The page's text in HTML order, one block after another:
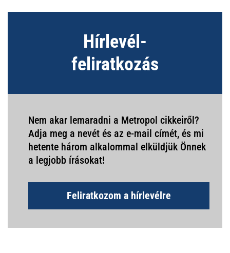
Hírlevél-
feliratkozás
Nem akar lemaradni a Metropol cikkeiről?
Adja meg a nevét és az e-mail címét, és mi
hetente három alkalommal elküldjük Önnek
a legjobb írásokat!
Feliratkozom a hírlevélre